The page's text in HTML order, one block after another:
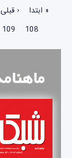
صفحه‌ها
« ابتدا ‹ قبلی
108
109